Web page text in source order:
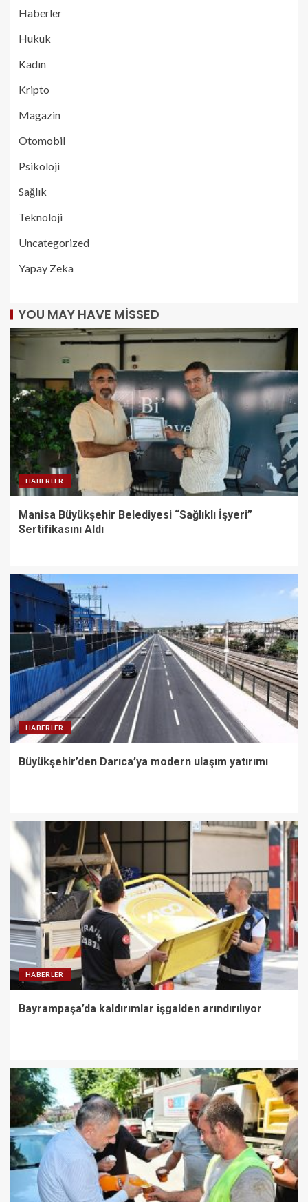
Haberler
Hukuk
Kadın
Kripto
Magazin
Otomobil
Psikoloji
Sağlık
Teknoloji
Uncategorized
Yapay Zeka
YOU MAY HAVE MISSED
HABERLER
Manisa Büyükşehir Belediyesi “Sağlıklı İşyeri”
Sertifikasını Aldı
HABERLER
Büyükşehir’den Darıca’ya modern ulaşım yatırımı
HABERLER
Bayrampaşa’da kaldırımlar işgalden arındırılıyor